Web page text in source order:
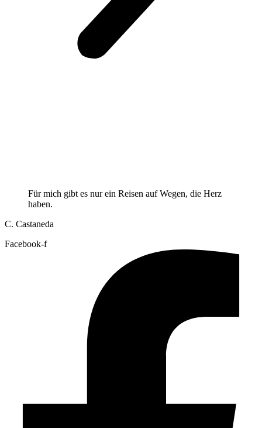
Für mich gibt es nur ein Reisen auf Wegen, die Herz
haben.
C. Castaneda
Facebook-f